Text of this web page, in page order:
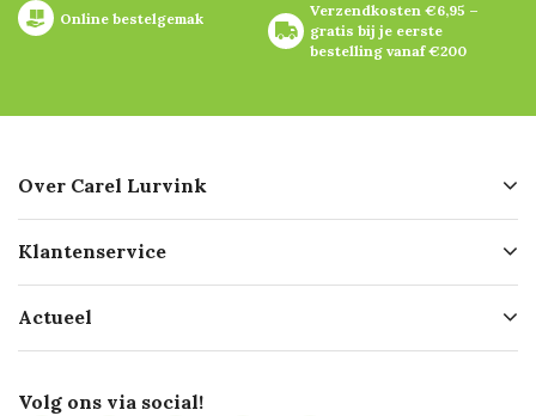
Online bestelgemak
Verzendkosten €6,95 –
gratis bij je eerste
bestelling vanaf €200
Over Carel Lurvink
Geschiedenis
Missie
Werken bij Carel Lurvink
Klantenservice
Bezorgen
Mijn Carel Lurvink
Actueel
Innovation LAB
Volg ons via social!